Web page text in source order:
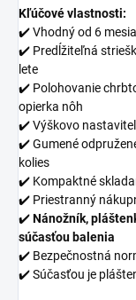
Kľúčové vlastnosti:
✔️ Vhodný od 6
✔️ Predĺžiteľná
lete
✔️ Polohovanie
opierka nôh
✔️ Výškovo
✔️ Gumené
kolies
✔️ Kompaktné
✔️ Priestranný
✔️Nánožník,
súčasťou balenia
✔️ Bezpečnostná
✔️ Súčasťou je